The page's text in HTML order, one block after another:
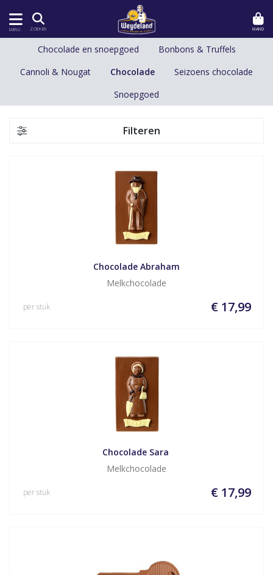
MENU ZOEKEN MAND
Chocolade en snoepgoed
Bonbons & Truffels
Cannoli & Nougat
Chocolade
Seizoens chocolade
Snoepgoed
Filteren
Chocolade Abraham
Melkchocolade
€ 17,99
per stuk
Chocolade Sara
Melkchocolade
€ 17,99
per stuk